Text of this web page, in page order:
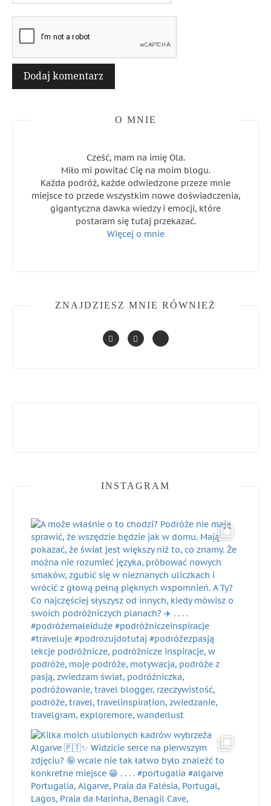
O MNIE
Cześć, mam na imię Ola.
Miło mi powitać Cię na moim blogu.
Każda podróż, każde odwiedzone przeze mnie
miejsce to przede wszystkim nowe doświadczenia,
gigantyczna dawka wiedzy i emocji, które
postaram się tutaj przekazać.
Więcej o mnie
ZNAJDZIESZ MNIE RÓWNIEŻ
INSTAGRAM